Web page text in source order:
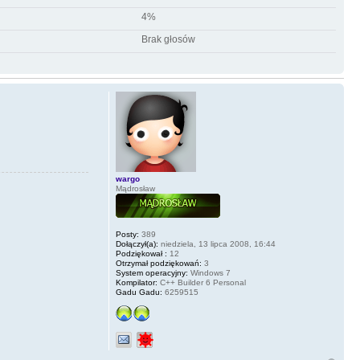
4%
Brak głosów
wargo
Mądrosław
Posty: 389
Dołączył(a): niedziela, 13 lipca 2008, 16:44
Podziękował : 12
Otrzymał podziękowań: 3
System operacyjny: Windows 7
Kompilator: C++ Builder 6 Personal
Gadu Gadu: 6259515